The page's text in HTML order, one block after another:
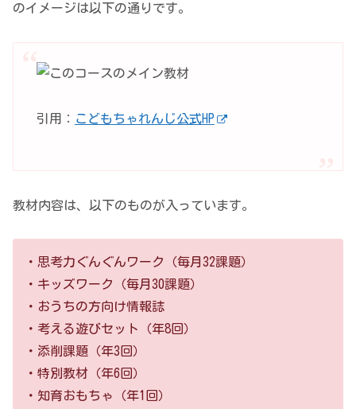
のイメージは以下の通りです。
引用： こどもちゃれんじ公式HP
教材内容は、以下のものが入っています。
・思考力ぐんぐんワーク（毎月32課題）
・キッズワーク（毎月30課題）
・おうちの方向け情報誌
・考える遊びセット（年8回）
・添削課題（年3回）
・特別教材（年6回）
・知育おもちゃ（年1回）